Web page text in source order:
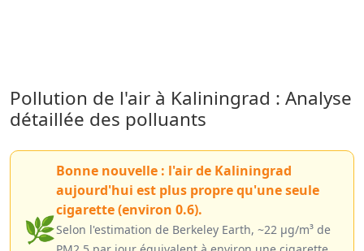
Pollution de l'air à Kaliningrad : Analyse
détaillée des polluants
🌿
Bonne nouvelle : l'air de Kaliningrad
aujourd'hui est plus propre qu'une seule
cigarette (environ 0.6).
Selon l'estimation de Berkeley Earth, ~22 µg/m³ de